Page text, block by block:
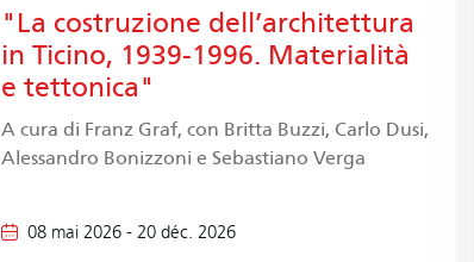
"La costruzione dell’architettura
in Ticino, 1939-1996. Materialità
e tettonica"
A cura di Franz Graf, con Britta Buzzi, Carlo Dusi,
Alessandro Bonizzoni e Sebastiano Verga
08 mai 2026 -20 déc. 2026